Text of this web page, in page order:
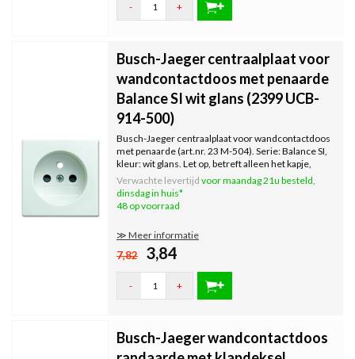
- +
Busch-Jaeger centraalplaat voor
wandcontactdoos met penaarde
Balance SI wit glans (2399 UCB-
914-500)
Busch-Jaeger centraalplaat voor wandcontactdoos
met penaarde (art.nr. 23 M-504). Serie: Balance SI,
kleur: wit glans. Let op, betreft alleen het kapje,
binnenwerk en afdekraam dienen separaat te
worden besteld.
Verwachte levertijd voor maandag 21u besteld,
dinsdag in huis*
48 op voorraad
≫ Meer informatie
7,82 3,84
- +
Busch-Jaeger wandcontactdoos